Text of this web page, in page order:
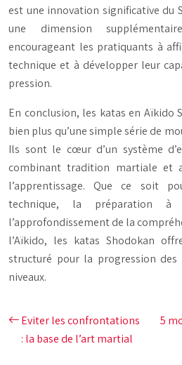
est une innovation significative du
une dimension
encourageant les pratiquants à
technique et à développer leur
pression.
En conclusion, les katas en Aïkido
bien plus qu’une simple série de
Ils sont le cœur d’un système
combinant tradition martiale et
l’apprentissage. Que ce soit
technique, la préparation
l’approfondissement de la
l’Aïkido, les katas Shodokan
structuré pour la progression
niveaux.
Eviter les confrontations
: la base de l’art martial
5